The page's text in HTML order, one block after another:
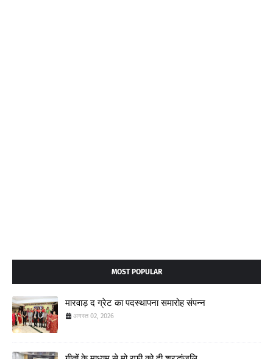
MOST POPULAR
मारवाड़ द ग्रेट का पदस्थापना समारोह संपन्न
अगस्त 02, 2026